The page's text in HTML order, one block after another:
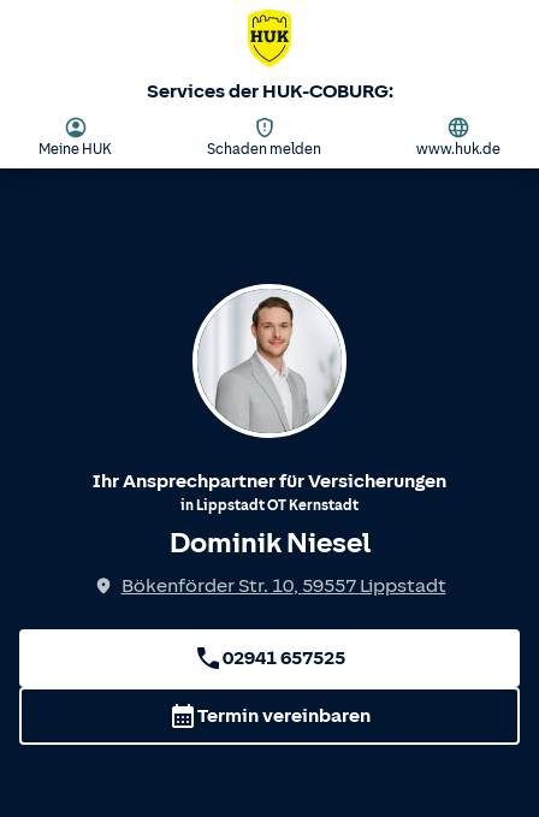
Services der HUK-COBURG:
Meine HUK Schaden melden www.huk.de
Ihr Ansprechpartner für Versicherungen
in LippstadtOT Kernstadt
Dominik Niesel
Bökenförder Str. 10, 59557 Lippstadt
02941 657525
Termin vereinbaren